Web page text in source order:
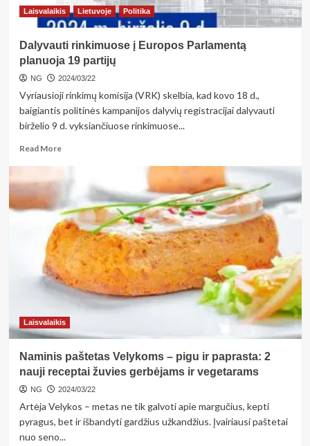
prisigėrę
aliejaus</strong>
Laisvalaikis Lietuvoje Politika
Dalyvauti rinkimuose į Europos Parlamentą
planuoja 19 partijų
NG 2024/03/22
Vyriausioji rinkimų komisija (VRK) skelbia, kad kovo 18 d.,
baigiantis politinės kampanijos dalyvių registracijai dalyvauti
birželio 9 d. vyksiančiuose rinkimuose...
Read MoreRead
Dalyvauti
rinkimuose
į
Europos
Parlamentą
planuoja
19
partijų
Laisvalaikis
Naminis paštetas Velykoms – pigu ir paprasta: 2
nauji receptai žuvies gerbėjams ir vegetarams
NG 2024/03/22
Artėja Velykos – metas ne tik galvoti apie margučius, kepti
pyragus, bet ir išbandyti gardžius užkandžius. Įvairiausi paštetai
nuo seno...